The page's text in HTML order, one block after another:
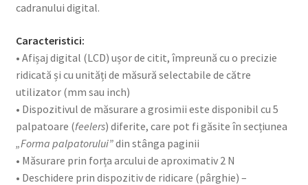
cadranului digital.
Caracteristici:
• Afișaj digital (LCD) ușor de citit, împreună cu o precizie
ridicată și cu unități de măsură selectabile de către
utilizator (mm sau inch)
• Dispozitivul de măsurare a grosimii este disponibil cu 5
palpatoare (feelers) diferite, care pot fi găsite în secțiunea
„Forma palpatorului”din stânga paginii
• Măsurare prin forța arcului de aproximativ 2 N
• Deschidere prin dispozitiv de ridicare (pârghie) –